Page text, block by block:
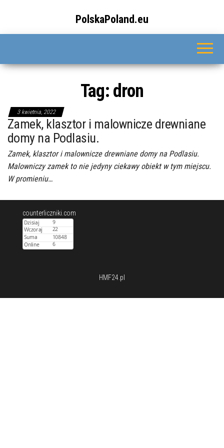
PolskaPoland.eu
Tag: dron
3 kwietnia, 2022
Zamek, klasztor i malownicze drewniane
domy na Podlasiu.
Zamek, klasztor i malownicze drewniane domy na Podlasiu.
Malowniczy zamek to nie jedyny ciekawy obiekt w tym miejscu.
W promieniu…
counterliczniki.com
HMF24.pl